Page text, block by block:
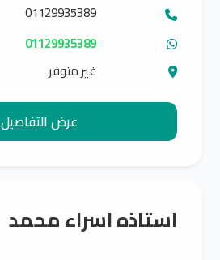
01129935389
01129935389
غير متوفر
عرض التفاصيل
استاذه اسراء محمد